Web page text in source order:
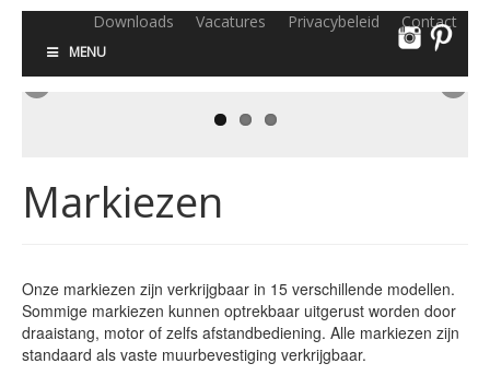
Downloads Vacatures Privacybeleid Contact
MENU
Markiezen
Onze markiezen zijn verkrijgbaar in 15 verschillende modellen.
Sommige markiezen kunnen optrekbaar uitgerust worden door
draaistang, motor of zelfs afstandbediening. Alle markiezen zijn
standaard als vaste muurbevestiging verkrijgbaar.